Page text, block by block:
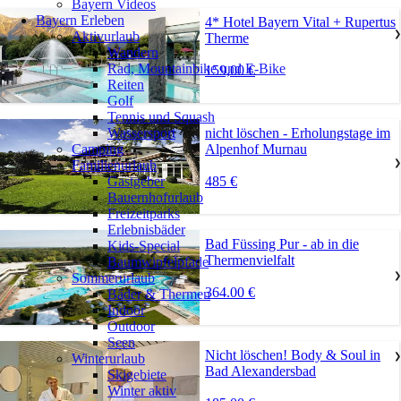
4* Hotel Bayern Vital + Rupertus
Therme
159,00 €
nicht löschen - Erholungstage im
Alpenhof Murnau
485 €
Bad Füssing Pur - ab in die
Thermenvielfalt
364.00 €
Nicht löschen! Body & Soul in
Bad Alexandersbad
Bayern Videos
Bayern Erleben
Aktivurlaub
❯
Wandern
Rad, Mountainbike und E-Bike
Reiten
Golf
Tennis und Squash
Wassersport
Camping
Familienurlaub
❯
Gastgeber
Bauernhofurlaub
Freizeitparks
Erlebnisbäder
Kids-Special
Baumwipfelpfade
Sommerurlaub
❯
Bäder & Thermen
Indoor
Outdoor
Seen
Winterurlaub
❯
Skigebiete
Winter aktiv